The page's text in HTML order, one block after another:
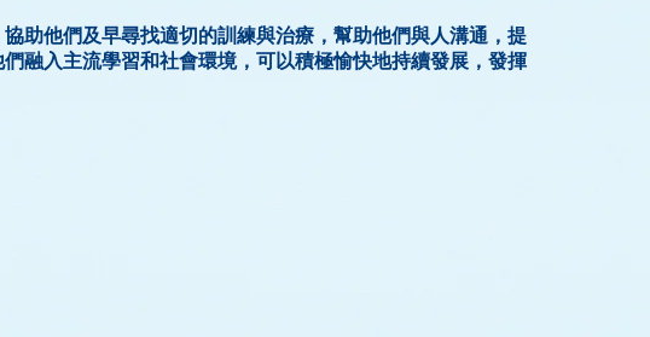
助他們及早尋找適切的訓練與治療，幫助他們與人溝通，提
融入主流學習和社會環境，可以積極愉快地持續發展，發揮